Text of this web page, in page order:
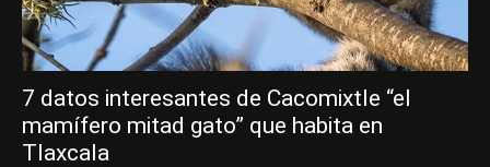
7 datos interesantes de Cacomixtle “el
mamífero mitad gato” que habita en
Tlaxcala